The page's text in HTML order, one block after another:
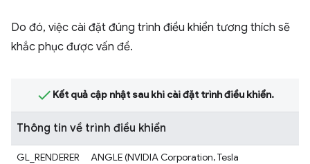
Do đó, việc cài đặt đúng trình điều khiển tương thích sẽ
khắc phục được vấn đề.
Kết quả cập nhật sau khi cài đặt trình điều khiển.
Thông tin về trình điều khiển
GL_RENDERER
ANGLE (NVIDIA Corporation, Tesla